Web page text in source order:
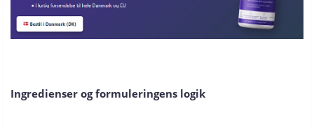
Ingredienser og formuleringens logik